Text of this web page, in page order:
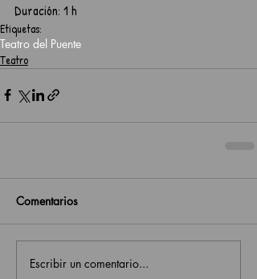
Duración: 1 h
Etiquetas:
Teatro del Puente
Teatro
Comentarios
Escribir un comentario...